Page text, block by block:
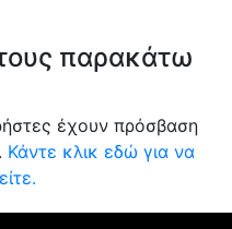
παρακάτω
έχουν πρόσβαση
Κάντε κλικ εδώ για να